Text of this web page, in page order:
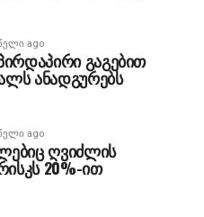
ago
გაგებით
ანადგურებს
ago
ღვიძლის
20%-ით